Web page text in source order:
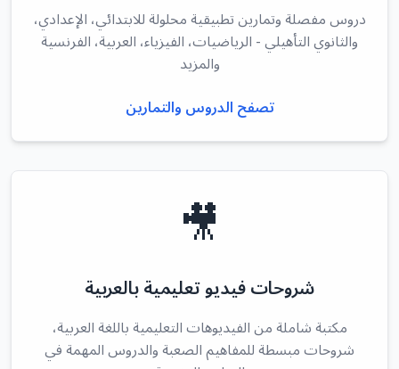
دروس مفصلة وتمارين تطبيقية محلولة للابتدائي، الإعدادي،
والثانوي التأهيلي - الرياضيات، الفيزياء، العربية، الفرنسية
والمزيد
تصفح الدروس والتمارين
🎥
شروحات فيديو تعليمية بالعربية
مكتبة شاملة من الفيديوهات التعليمية باللغة العربية،
شروحات مبسطة للمفاهيم الصعبة والدروس المهمة في